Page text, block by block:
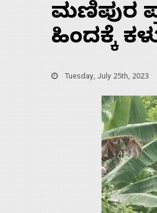
ಮಣಿಪುರ
ಹಿಂದಕ್ಕೆ
Tuesday, July 25th, 2023